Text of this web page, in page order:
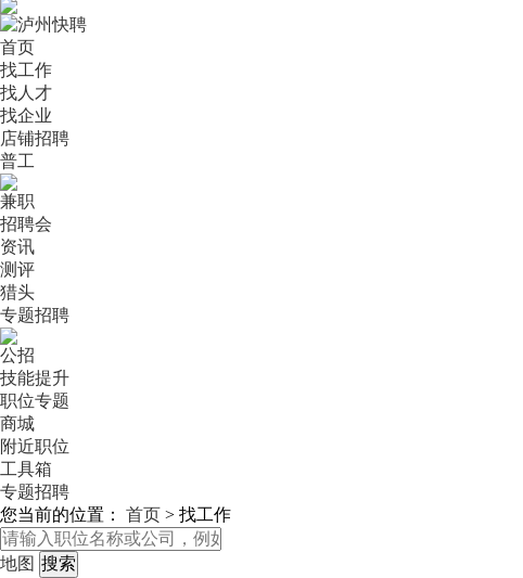
首页
找工作
找人才
找企业
店铺招聘
普工
兼职
招聘会
资讯
测评
猎头
专题招聘
公招
技能提升
职位专题
商城
附近职位
工具箱
专题招聘
您当前的位置： 首页 > 找工作
地图